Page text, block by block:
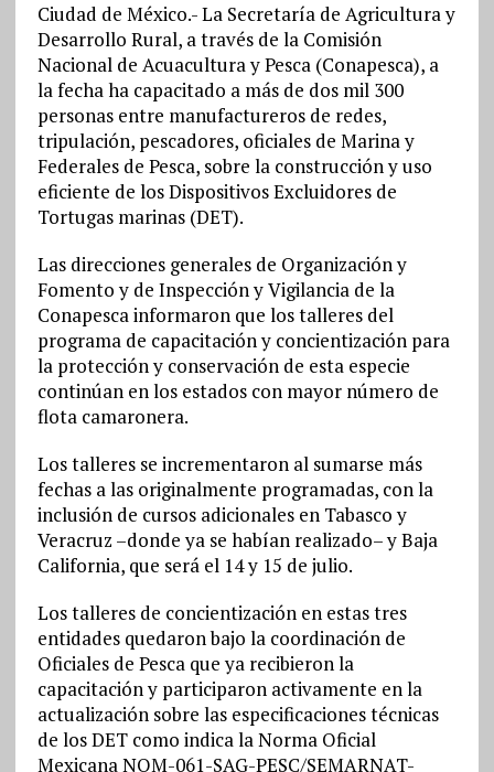
Ciudad de México.- La Secretaría de Agricultura y
Desarrollo Rural, a través de la Comisión
Nacional de Acuacultura y Pesca (Conapesca), a
la fecha ha capacitado a más de dos mil 300
personas entre manufactureros de redes,
tripulación, pescadores, oficiales de Marina y
Federales de Pesca, sobre la construcción y uso
eficiente de los Dispositivos Excluidores de
Tortugas marinas (DET).
Las direcciones generales de Organización y
Fomento y de Inspección y Vigilancia de la
Conapesca informaron que los talleres del
programa de capacitación y concientización para
la protección y conservación de esta especie
continúan en los estados con mayor número de
flota camaronera.
Los talleres se incrementaron al sumarse más
fechas a las originalmente programadas, con la
inclusión de cursos adicionales en Tabasco y
Veracruz –donde ya se habían realizado– y Baja
California, que será el 14 y 15 de julio.
Los talleres de concientización en estas tres
entidades quedaron bajo la coordinación de
Oficiales de Pesca que ya recibieron la
capacitación y participaron activamente en la
actualización sobre las especificaciones técnicas
de los DET como indica la Norma Oficial
Mexicana NOM-061-SAG-PESC/SEMARNAT-